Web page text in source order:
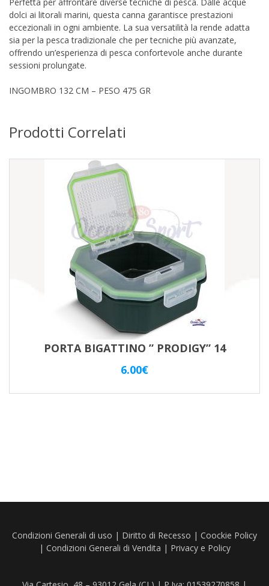
dolci ai litorali marini, questa canna garantisce prestazioni
eccezionali in ogni ambiente. La sua versatilità la rende adatta
sia per la pesca tradizionale che per tecniche più avanzate,
offrendo un’esperienza di pesca confortevole anche durante
sessioni prolungate.
INGOMBRO 132 CM – PESO 475 GR
Prodotti Correlati
PORTA BIGATTINO ” PRODIGY” 14
6.00€
Condizioni Generali di uso | Diritto di Recesso | Coockie Policy
| Condizioni Generali di Vendita | Privacy e Policy